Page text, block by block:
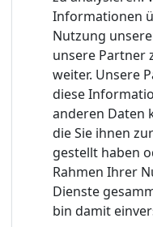
Informationen
Nutzung
unsere Partner
weiter. Unsere
diese
anderen Daten
die Sie ihnen
gestellt haben
Rahmen Ihrer
Dienste
bin damit
Ungültige Eingabe
Ungültige Eingabe
Ich akzeptiere die
Um das Formular
Senden